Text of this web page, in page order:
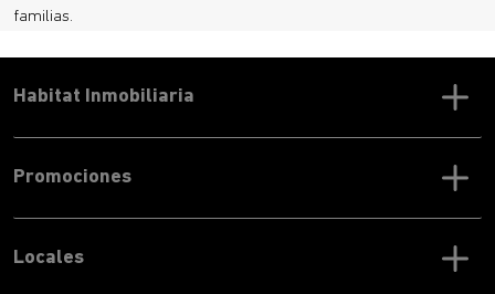
familias.
Promociones
Locales
Habitat Inmobiliaria